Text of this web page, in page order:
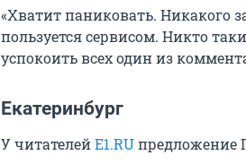
«Хватит паниковать. Никакого
пользуется сервисом. Никто
успокоить всех один из
Екатеринбург
У читателейE1.RUпредложение